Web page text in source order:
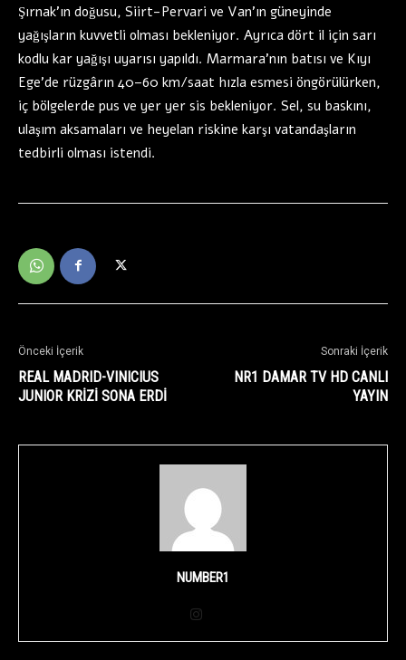
Şırnak’ın doğusu, Siirt-Pervari ve Van’ın güneyinde
yağışların kuvvetli olması bekleniyor. Ayrıca dört il için sarı
kodlu kar yağışı uyarısı yapıldı. Marmara’nın batısı ve Kıyı
Ege’de rüzgârın 40–60 km/saat hızla esmesi öngörülürken,
iç bölgelerde pus ve yer yer sis bekleniyor. Sel, su baskını,
ulaşım aksamaları ve heyelan riskine karşı vatandaşların
tedbirli olması istendi.
Önceki İçerik
REAL MADRID-VINICIUS
JUNIOR KRİZİ SONA ERDİ
Sonraki İçerik
NR1 DAMAR TV HD CANLI
YAYIN
NUMBER1